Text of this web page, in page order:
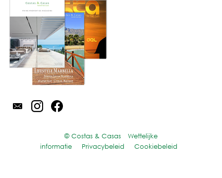
© Costas & Casas
Wettelijke
informatie
Privacybeleid Cookiebeleid